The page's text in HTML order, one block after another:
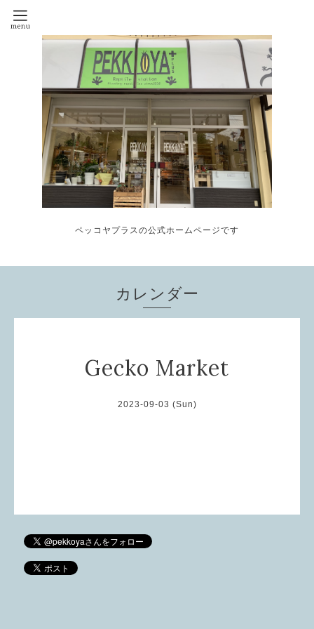
ペッコヤプラスの公式ホームページです
カレンダー
Gecko Market
2023-09-03 (Sun)